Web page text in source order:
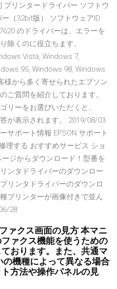
リンタードライバー ソフトウ
（32bit版） ソフトウェアID
のドライバーは、エラーを
除くのに役立ちます。
Vista, Windows 7,
95, Windows 98, Windows
様から多く寄せられたエプソン
ご質問を紹介しております。
リーをお選びいただくと、
が表示されます。 2019/08/03
サポート情報 EPSON サポート
理する おすすめサービス ショ
ジからダウンロード！型番を
ンタドライバーのダウンロー
リンタドライバーのダウンロ
プリンターが画像付きで並ん
28
ァクス画面の見方 本マニ
ァクス機能を使うための
おります。また、共通マ
機種によって異なる場合
方法や操作パネルの見